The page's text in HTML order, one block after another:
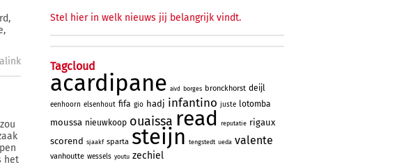
het
Stel hier in welk nieuws jij belangrijk vindt.
Tagcloud
acardipane aivd borges bronckhorst deijl
eenhoorn elsenhout fifa gio hadj infantino juste lotomba
moussa nieuwkoop ouaissa read reputatie rigaux
scorend sjaakf sparta steijn tengstedt ueda valente
vanhoutte wessels youtu zechiel